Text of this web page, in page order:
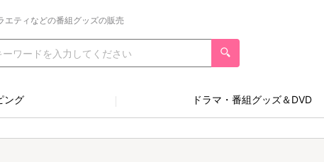
エティなどの番組グッズの販売
ング ドラマ・番組グッズ＆DVD